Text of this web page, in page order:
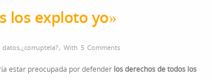
los exploto yo»
datos,¿corruptela?, With 5 Comments
estar preocupada por defender los derechos de todos los